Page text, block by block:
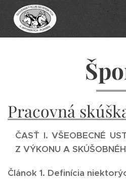
Pracovná
ČASŤ I. VŠEOBECNÉ
Z VÝKONU A
Článok 1. Definícia